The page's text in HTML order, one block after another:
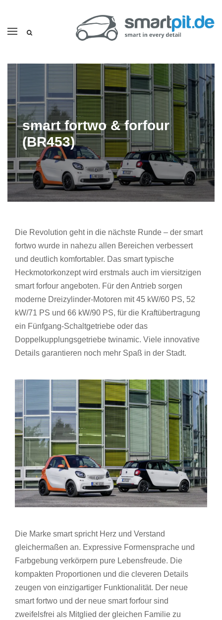
smart fortwo & forfour
(BR453)
Die Revolution geht in die nächste Runde – der smart
fortwo wurde in nahezu allen Bereichen verbessert
und deutlich komfortabler. Das smart typische
Heckmotorkonzept wird erstmals auch im viersitzigen
smart forfour angeboten. Für den Antrieb sorgen
moderne Dreizylinder-Motoren mit 45 kW/60 PS, 52
kW/71 PS und 66 kW/90 PS, für die Kraftübertragung
ein Fünfgang-Schaltgetriebe oder das
Doppelkupplungsgetriebe twinamic. Viele innovative
Details garantieren noch mehr Spaß in der Stadt.
Die Marke smart spricht Herz und Verstand
gleichermaßen an. Expressive Formensprache und
Farbgebung verkörpern pure Lebensfreude. Die
kompakten Proportionen und die cleveren Details
zeugen von einzigartiger Funktionalität. Der neue
smart fortwo und der neue smart forfour sind
zweifelsfrei als Mitglied der gleichen Familie zu